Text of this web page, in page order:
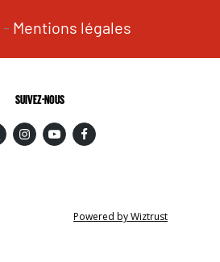
- Mentions légales
SUIVEZ-NOUS
Powered by Wiztrust